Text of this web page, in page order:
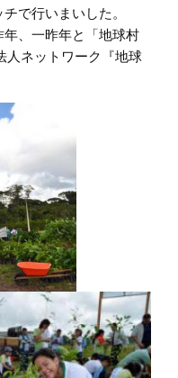
で行いまいした。
、一昨年と「地球村
人ネットワーク『地球